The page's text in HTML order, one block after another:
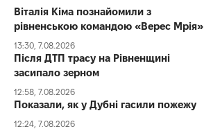
Віталія Кіма познайомили з
рівненською командою «Верес Мрія»
13:30, 7.08.2026
Після ДТП трасу на Рівненщині
засипало зерном
12:58, 7.08.2026
Показали, як у Дубні гасили пожежу
12:24, 7.08.2026